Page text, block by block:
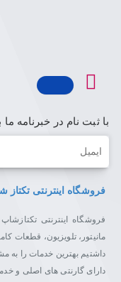
با ثبت نام در خبرنامه ما
ایمیل
فروشگاه اینترنتی تکتاز
مانیتور، تلویزیون، قطعات
داشتیم بهترین خدمات را به
دارای گارنتی های اصلی و